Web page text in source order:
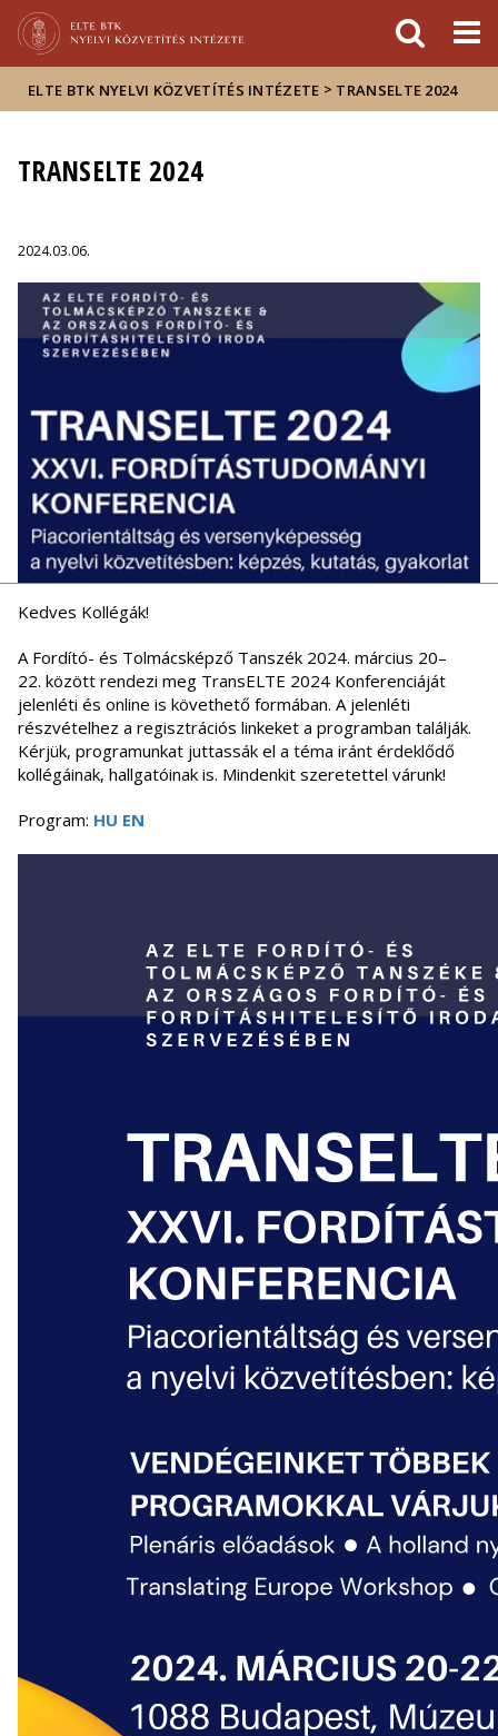
sajtóban
ELTE BTK NYELVI KÖZVETÍTÉS INTÉZETE > TRANSELTE 2024
TRANSELTE 2024
2024.03.06.
Kedves Kollégák!
A Fordító- és Tolmácsképző Tanszék 2024. március 20–
22. között rendezi meg TransELTE 2024 Konferenciáját
jelenléti és online is követhető formában. A jelenléti
részvételhez a regisztrációs linkeket a programban találják.
Kérjük, programunkat juttassák el a téma iránt érdeklődő
kollégáinak, hallgatóinak is. Mindenkit szeretettel várunk!
Program: HU EN